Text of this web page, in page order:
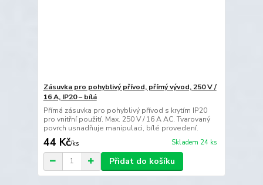
Zásuvka pro pohyblivý přívod, přímý vývod, 250 V /
16 A, IP20 – bílá
Přímá zásuvka pro pohyblivý přívod s krytím IP20
pro vnitřní použití. Max. 250 V / 16 A AC. Tvarovaný
povrch usnadňuje manipulaci, bílé provedení.
44 Kč/ks Skladem 24 ks
Přidat do košíku